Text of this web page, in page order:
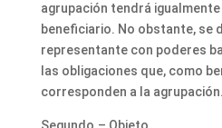
agrupación tendrá
beneficiario. No obstante, se
representante con poderes
las obligaciones que, como
corresponden a la agrupación.